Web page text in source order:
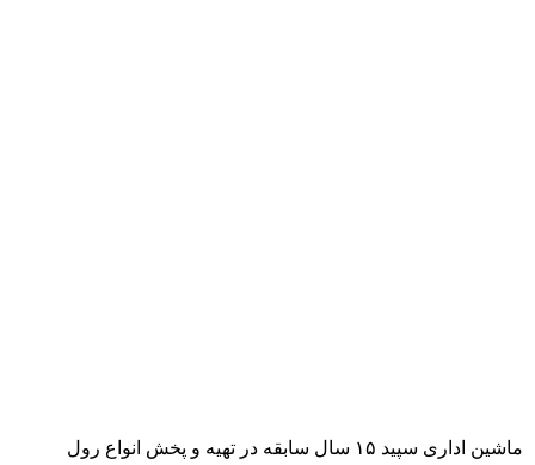
ماشین اداری سپید ۱۵ سال سابقه در تهیه و پخش انواع رول